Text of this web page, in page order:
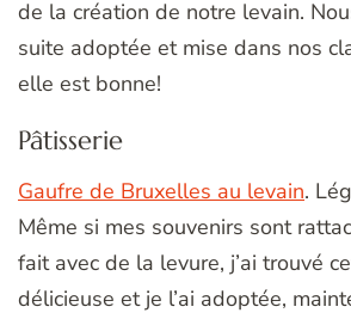
de la création de notre levain.
suite adoptée et mise dans nos
elle est bonne!
Pâtisserie
Gaufre de Bruxelles au levain.
Même si mes souvenirs sont
fait avec de la levure, j’ai trouvé
délicieuse et je l’ai adoptée,